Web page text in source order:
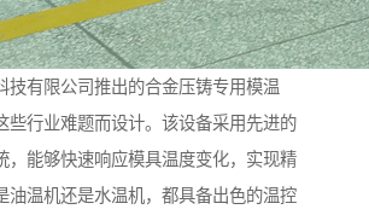
技有限公司推出的合金压铸专用模温
些行业难题而设计。该设备采用先进的
，能够快速响应模具温度变化，实现精
油温机还是水温机，都具备出色的温控